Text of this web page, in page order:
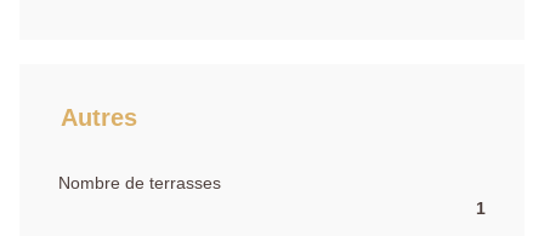
Autres
Nombre de terrasses
1